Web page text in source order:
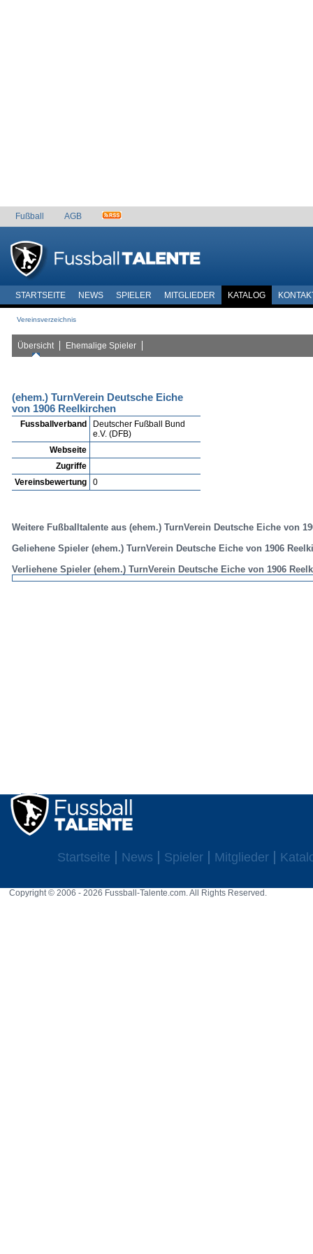
Fußball AGB
STARTSEITE NEWS SPIELER MITGLIEDER KATALOG
Vereinsverzeichnis
Übersicht Ehemalige Spieler
(ehem.) TurnVerein Deutsche Eiche
von 1906 Reelkirchen
Fussballverband
Deutscher Fußball Bund
e.V. (DFB)
Webseite
Zugriffe
Vereinsbewertung
0
Weitere Fußballtalente aus (ehem.) TurnVerein Deutsche Eiche von
Geliehene Spieler (ehem.) TurnVerein Deutsche Eiche von 1906
Verliehene Spieler (ehem.) TurnVerein Deutsche Eiche von 1906
Startseite News Spieler Mitglieder
Copyright © 2006 - 2026 Fussball-Talente.com. All Rights Reserved.